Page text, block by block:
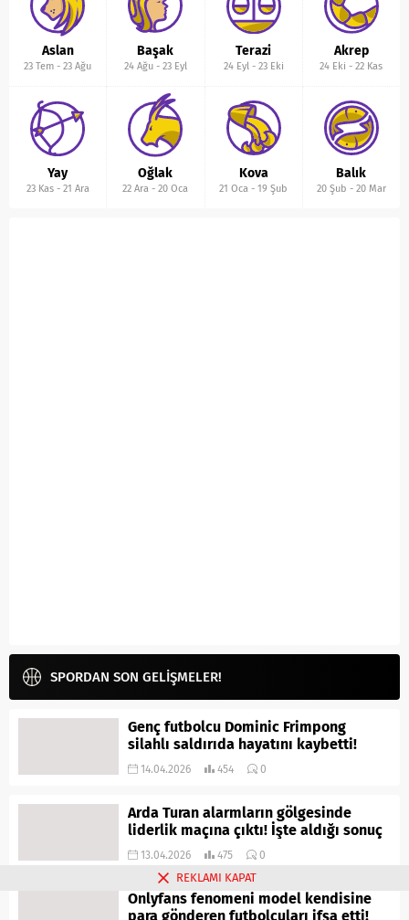
Aslan
23 Tem -23 Ağu
Başak
24 Ağu- 23 Eyl
Terazi
24 Eyl- 23 Eki
Akrep
24 Eki -22 Kas
Yay
23 Kas- 21 Ara
Oğlak
22 Ara -20 Oca
Kova
21 Oca -19 Şub
Balık
20 Şub - 20 Mar
SPORDAN SON GELİŞMELER!
Genç futbolcu Dominic Frimpong
silahlı saldırıda hayatını kaybetti!
14.04.2026 454 0
Arda Turan alarmların gölgesinde
liderlik maçına çıktı! İşte aldığı sonuç
13.04.2026 475 0
Onlyfans fenomeni model kendisine
para gönderen futbolcuları ifşa etti!
REKLAMI KAPAT